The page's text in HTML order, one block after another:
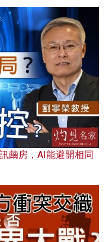
繭房，AI能避開相同